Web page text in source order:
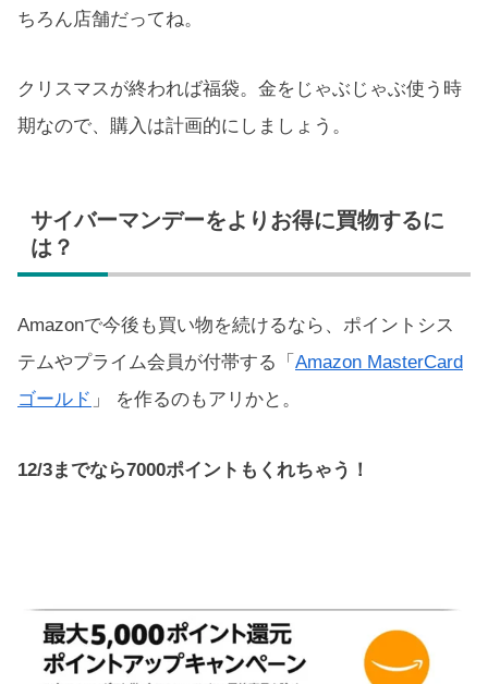
ちろん店舗だってね。
クリスマスが終われば福袋。金をじゃぶじゃぶ使う時
期なので、購入は計画的にしましょう。
サイバーマンデーをよりお得に買物するに
は？
Amazonで今後も買い物を続けるなら、ポイントシス
テムやプライム会員が付帯する「 Amazon MasterCard
ゴールド 」 を作るのもアリかと。
12/3までなら7000ポイントもくれちゃう！